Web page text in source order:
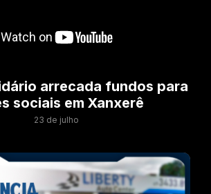
arrecada fundos para
sociais em Xanxerê
23 de julho